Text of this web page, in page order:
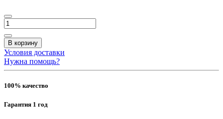
В корзину
Условия доставки
Нужна помощь?
100% качество
Гарантия 1 год